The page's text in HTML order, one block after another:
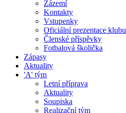
Zázemí
Kontakty
Vstupenky
Oficiální prezentace klubu
Členské příspěvky
Fotbalová školička
Zápasy
Aktuality
'A' tým
Letní příprava
Aktuality
Soupiska
Realizační tým